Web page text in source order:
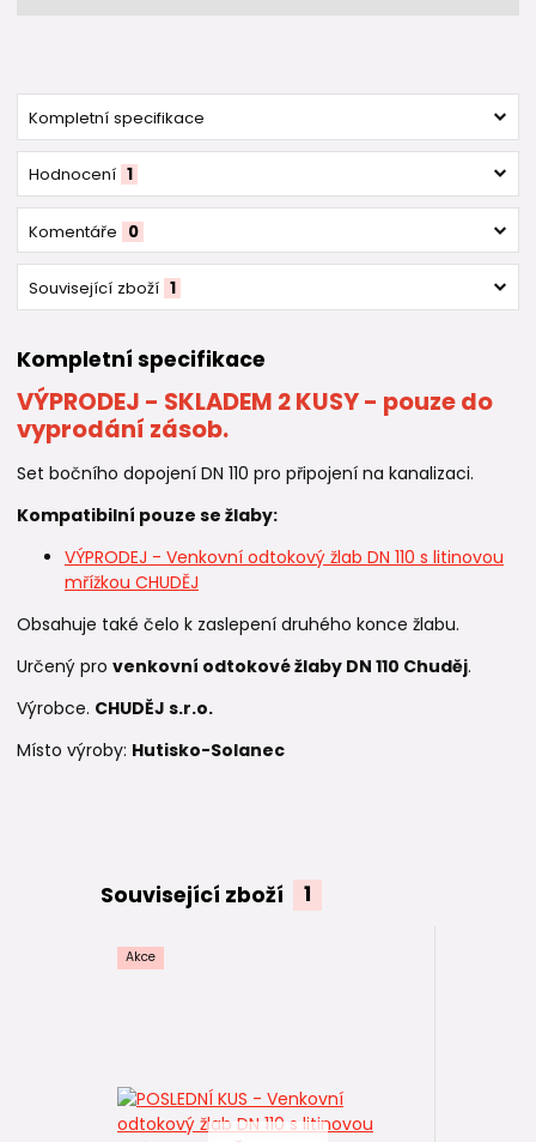
Kompletní specifikace
Hodnocení 1
Komentáře 0
Související zboží 1
Kompletní specifikace
VÝPRODEJ - SKLADEM 2 KUSY - pouze do
vyprodání zásob.
Set bočního dopojení DN 110 pro připojení na kanalizaci.
Kompatibilní pouze se žlaby:
VÝPRODEJ - Venkovní odtokový žlab DN 110 s litinovou
mřížkou CHUDĚJ
Obsahuje také čelo k zaslepení druhého konce žlabu.
Určený pro venkovní odtokové žlaby DN 110 Chuděj.
Výrobce. CHUDĚJ s.r.o.
Místo výroby: Hutisko-Solanec
Související zboží 1
Akce